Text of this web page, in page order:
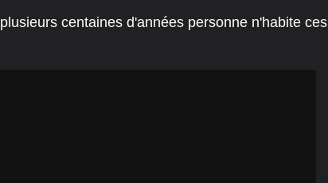
centaines d'années personne n'habite ces